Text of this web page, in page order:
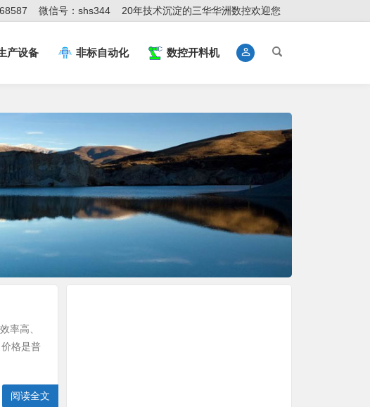
微信号：shs344 20年技术沉淀的三华华洲数控欢迎您
产设备 非标自动化 数控开料机
率高、
格是普
阅读全文